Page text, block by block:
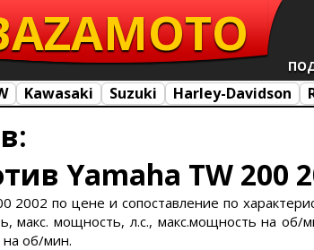
MOTO
Kawasaki Suzuki Harley-Davidson
Yamaha TW 200
2002 по цене и сопоставление по
мощность, л.с., макс.мощность на об/
на об/мин.